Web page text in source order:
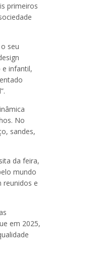
primeiros
seu
e infantil,
No
sandes,
da feira,
mundo
reunidos e
em 2025,